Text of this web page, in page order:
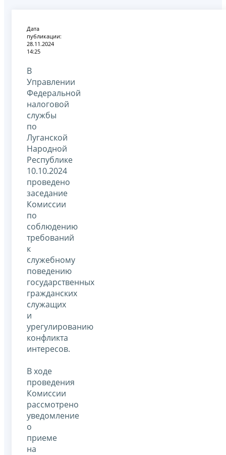
Дата
публикации:
28.11.2024
14:25
В
Управлении
Федеральной
налоговой
службы
по
Луганской
Народной
Республике
10.10.2024
проведено
заседание
Комиссии
по
соблюдению
требований
к
служебному
поведению
государственных
гражданских
служащих
и
урегулированию
конфликта
интересов.
В ходе
проведения
Комиссии
рассмотрено
уведомление
о
приеме
на